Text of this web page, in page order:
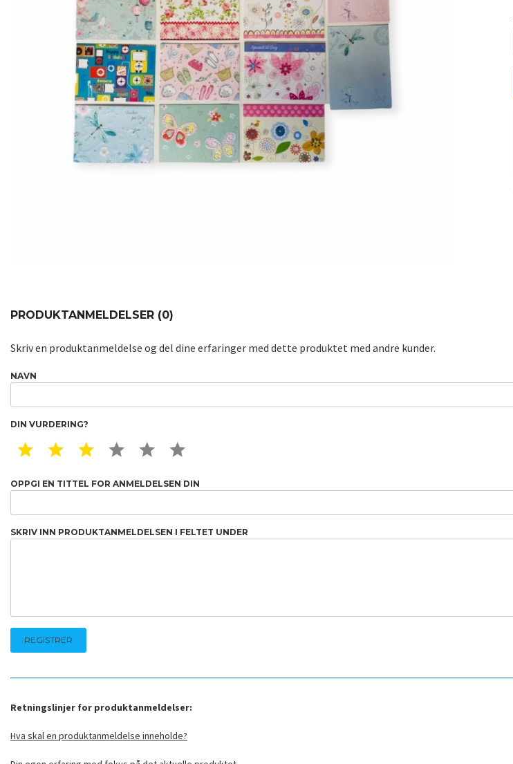
PRODUKTANMELDELSER (0)
Skriv en produktanmeldelse og del dine erfaringer med dette produktet med andre kunder.
NAVN
DIN VURDERING?
1 STAR2 STAR3 STAR4 STAR5 STAR
OPPGI EN TITTEL FOR ANMELDELSEN DIN
SKRIV INN PRODUKTANMELDELSEN I FELTET UNDER
Retningslinjer for produktanmeldelser:
Hva skal en produktanmeldelse inneholde?